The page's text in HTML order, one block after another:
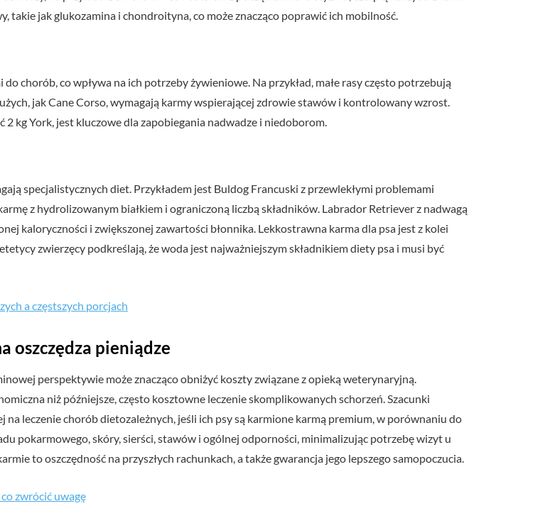
takie jak glukozamina i chondroityna, co może znacząco poprawić ich mobilność.
chorób, co wpływa na ich potrzeby żywieniowe. Na przykład, małe rasy często potrzebują
jak Cane Corso, wymagają karmy wspierającej zdrowie stawów i kontrolowany wzrost.
kg York, jest kluczowe dla zapobiegania nadwadze i niedoborom.
specjalistycznych diet. Przykładem jest Buldog Francuski z przewlekłymi problemami
z hydrolizowanym białkiem i ograniczoną liczbą składników. Labrador Retriever z nadwagą
kaloryczności i zwiększonej zawartości błonnika. Lekkostrawna karma dla psa jest z kolei
zwierzęcy podkreślają, że woda jest najważniejszym składnikiem diety psa i musi być
a częstszych porcjach
oszczędza pieniądze
perspektywie może znacząco obniżyć koszty związane z opieką weterynaryjną.
niż późniejsze, często kosztowne leczenie skomplikowanych schorzeń. Szacunki
leczenie chorób dietozależnych, jeśli ich psy są karmione karmą premium, w porównaniu do
pokarmowego, skóry, sierści, stawów i ogólnej odporności, minimalizując potrzebę wizyt u
to oszczędność na przyszłych rachunkach, a także gwarancja jego lepszego samopoczucia.
zwrócić uwagę